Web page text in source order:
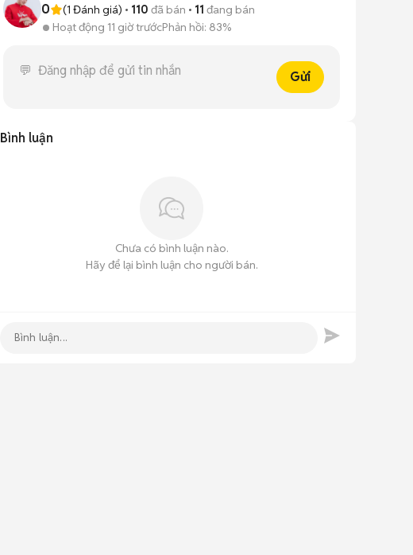
0
(1 Đánh giá) 110 đã bán 11 đang bán
Hoạt động 11 giờ trướcPhản hồi: 83%
Gửi
Bình luận
Chưa có bình luận nào.
Hãy để lại bình luận cho người bán.